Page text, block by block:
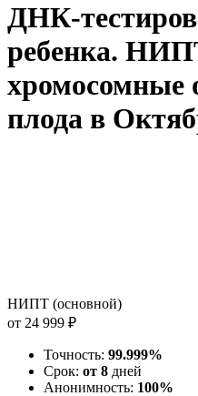
ДНК-
ребенка.
хромосомные
плода в
НИПТ (основной)
от 24 999 ₽
Точность: 99.999%
Срок: от 8 дней
Анонимность: 100%